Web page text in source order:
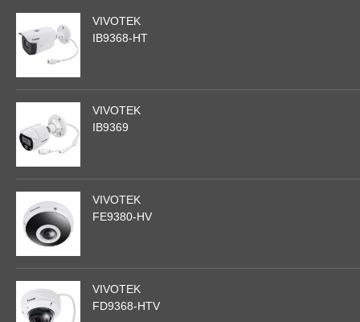
VIVOTEK
IB9368-HT
VIVOTEK
IB9369
VIVOTEK
FE9380-HV
VIVOTEK
FD9368-HTV